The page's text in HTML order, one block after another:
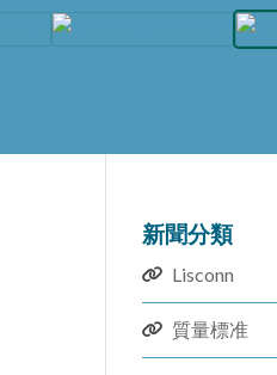
新聞分類
Lisconn
質量標准